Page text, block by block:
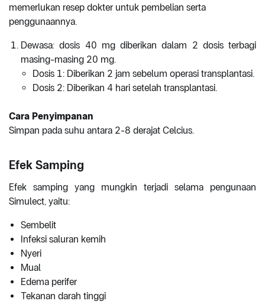
memerlukan resep dokter untuk pembelian serta
penggunaannya.
Dewasa:dosis 40 mg diberikan dalam 2 dosis terbagi
masing-masing 20 mg.
Dosis 1: Diberikan 2 jam sebelum operasi transplantasi.
Dosis 2: Diberikan 4 hari setelah transplantasi.
Cara Penyimpanan
Simpan pada suhu antara 2-8 derajat Celcius.
Efek Samping
Efek samping yang mungkin terjadi selama pengunaan
Simulect, yaitu:
Sembelit
Infeksi saluran kemih
Nyeri
Mual
Edema perifer
Tekanan darah tinggi